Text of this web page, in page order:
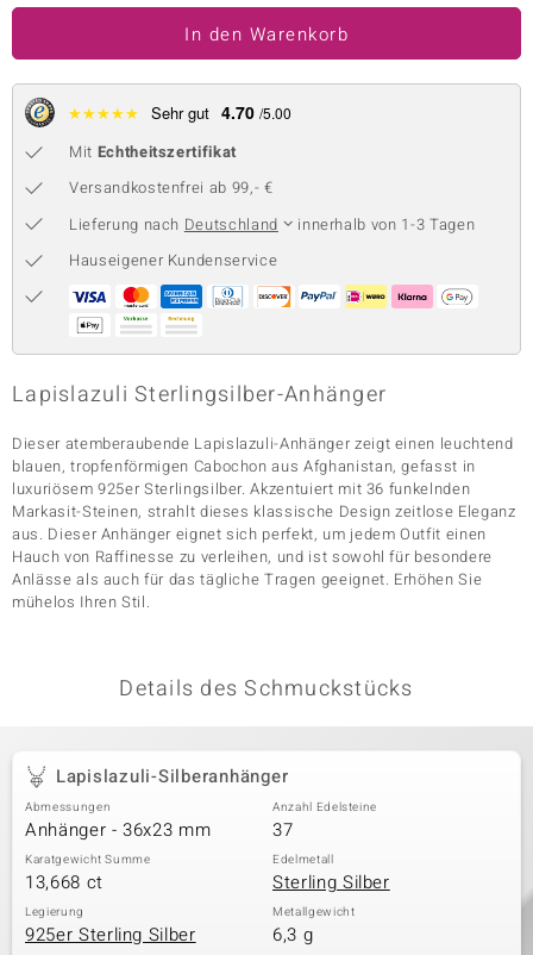
BY DE MELO
Collection
Classics
In den Warenkorb
★★★★★ Sehr gut 4.70 /5.00
Mit Echtheitszertifikat
Versandkostenfrei ab 99,- €
Lieferung nach Deutschland
innerhalb von 1-3 Tagen
Hauseigener Kundenservice
Lapislazuli Sterlingsilber-Anhänger
Dieser atemberaubende Lapislazuli-Anhänger zeigt einen leuchtend
blauen, tropfenförmigen Cabochon aus Afghanistan, gefasst in
luxuriösem 925er Sterlingsilber. Akzentuiert mit 36 funkelnden
Markasit-Steinen, strahlt dieses klassische Design zeitlose Eleganz
aus. Dieser Anhänger eignet sich perfekt, um jedem Outfit einen
Hauch von Raffinesse zu verleihen, und ist sowohl für besondere
Anlässe als auch für das tägliche Tragen geeignet. Erhöhen Sie
mühelos Ihren Stil.
Details des Schmuckstücks
Lapislazuli-Silberanhänger
Abmessungen
Anhänger - 36x23 mm
Anzahl Edelsteine
37
Karatgewicht Summe
13,668 ct
Edelmetall
Sterling Silber
Legierung
925er Sterling Silber
Metallgewicht
6,3 g